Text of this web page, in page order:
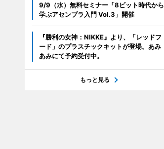
9/9（水）無料セミナー「8ビット時代から
学ぶアセンブラ入門 Vol.3」開催
『勝利の女神：NIKKE』より、「レッドフ
ード」のプラスチックキットが登場。あみ
あみにて予約受付中。
もっと見る